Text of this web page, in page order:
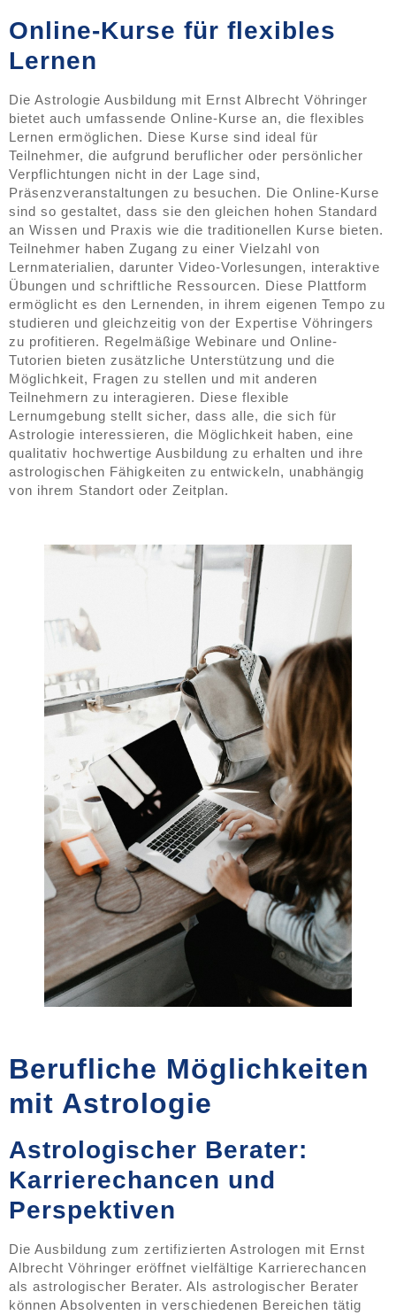
Online-Kurse für flexibles
Lernen
Die Astrologie Ausbildung mit Ernst Albrecht Vöhringer
bietet auch umfassende Online-Kurse an, die flexibles
Lernen ermöglichen. Diese Kurse sind ideal für
Teilnehmer, die aufgrund beruflicher oder persönlicher
Verpflichtungen nicht in der Lage sind,
Präsenzveranstaltungen zu besuchen. Die Online-Kurse
sind so gestaltet, dass sie den gleichen hohen Standard
an Wissen und Praxis wie die traditionellen Kurse bieten.
Teilnehmer haben Zugang zu einer Vielzahl von
Lernmaterialien, darunter Video-Vorlesungen, interaktive
Übungen und schriftliche Ressourcen. Diese Plattform
ermöglicht es den Lernenden, in ihrem eigenen Tempo zu
studieren und gleichzeitig von der Expertise Vöhringers
zu profitieren. Regelmäßige Webinare und Online-
Tutorien bieten zusätzliche Unterstützung und die
Möglichkeit, Fragen zu stellen und mit anderen
Teilnehmern zu interagieren. Diese flexible
Lernumgebung stellt sicher, dass alle, die sich für
Astrologie interessieren, die Möglichkeit haben, eine
qualitativ hochwertige Ausbildung zu erhalten und ihre
astrologischen Fähigkeiten zu entwickeln, unabhängig
von ihrem Standort oder Zeitplan.
Berufliche Möglichkeiten
mit Astrologie
Astrologischer Berater:
Karrierechancen und
Perspektiven
Die Ausbildung zum zertifizierten Astrologen mit Ernst
Albrecht Vöhringer eröffnet vielfältige Karrierechancen
als astrologischer Berater. Als astrologischer Berater
können Absolventen in verschiedenen Bereichen tätig